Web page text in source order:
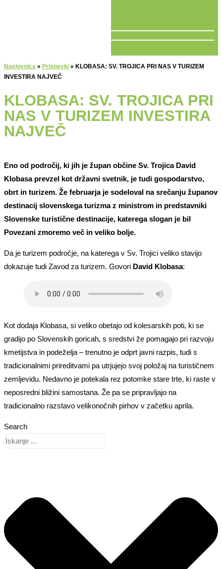
Naslovnica » Prispevki » KLOBASA: SV. TROJICA PRI NAS V TURIZEM
INVESTIRA NAJVEČ
KLOBASA: SV. TROJICA PRI
NAS V TURIZEM INVESTIRA
NAJVEČ
Eno od področij, ki jih je župan občine Sv. Trojica David
Klobasa prevzel kot državni svetnik, je tudi gospodarstvo,
obrt in turizem. Že februarja je sodeloval na srečanju županov
destinacij slovenskega turizma z ministrom in predstavniki
Slovenske turistične destinacije, katerega slogan je bil
Povezani zmoremo več in veliko bolje.
Da je turizem področje, na katerega v Sv. Trojici veliko stavijo
dokazuje tudi Zavod za turizem. Govori David Klobasa:
Kot dodaja Klobasa, si veliko obetajo od kolesarskih poti, ki se
gradijo po Slovenskih goricah, s sredstvi že pomagajo pri razvoju
kmetijstva in podeželja – trenutno je odprt javni razpis, tudi s
tradicionalnimi prireditvami pa utrjujejo svoj položaj na turističnem
zemljevidu. Nedavno je potekala rez potomke stare trte, ki raste v
neposredni bližini samostana. Že pa se pripravljajo na
tradicionalno razstavo velikonočnih pirhov v začetku aprila.
Search